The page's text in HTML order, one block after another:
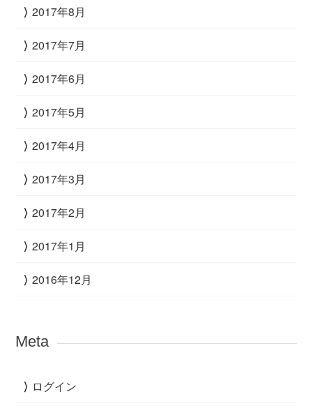
2017年8月
2017年7月
2017年6月
2017年5月
2017年4月
2017年3月
2017年2月
2017年1月
2016年12月
Meta
ログイン